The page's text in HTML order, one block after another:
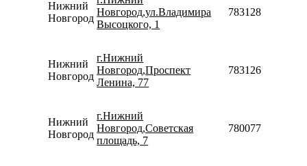
Нижний
Новгород
Новгород,ул.Владимира
Высоцкого, 1
78312809850
Нижний
Новгород
г.Нижний
Новгород,Проспект
Ленина, 77
78312653133
Нижний
Новгород
г.Нижний
Новгород,Советская
площадь, 7
78007753553